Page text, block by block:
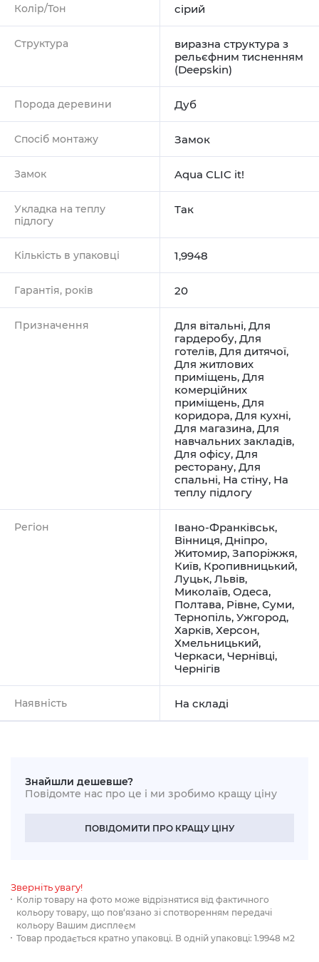
Колір/Тон сірий
Структура
виразна структура з
рельєфним тисненням
(Deepskin)
Порода деревини Дуб
Спосіб монтажу Замок
Замок Aqua CLIC it!
Укладка на теплу
підлогу
Так
Кількість в упаковці 1,9948
Гарантія, років 20
Призначення Для вітальні, Для
гардеробу, Для
готелів, Для дитячої,
Для житлових
приміщень, Для
комерційних
приміщень, Для
коридора, Для кухні,
Для магазина, Для
навчальних закладів,
Для офісу, Для
ресторану, Для
спальні, На стіну, На
теплу підлогу
Регіон Івано-Франківськ,
Вінниця, Дніпро,
Житомир, Запоріжжя,
Київ, Кропивницький,
Луцьк, Львів,
Миколаїв, Одеса,
Полтава, Рівне, Суми,
Тернопіль, Ужгород,
Харків, Херсон,
Хмельницький,
Черкаси, Чернівці,
Чернігів
Наявність На складі
Знайшли дешевше?
Повідомте нас про це і ми зробимо кращу ціну
ПОВІДОМИТИ ПРО КРАЩУ ЦІНУ
Зверніть увагу!
Колір товару на фото може відрізнятися від фактичного
кольору товару, що пов‘язано зі спотворенням передачі
кольору Вашим дисплеєм
Товар продається кратно упаковці. В одній упаковці: 1.9948 м2